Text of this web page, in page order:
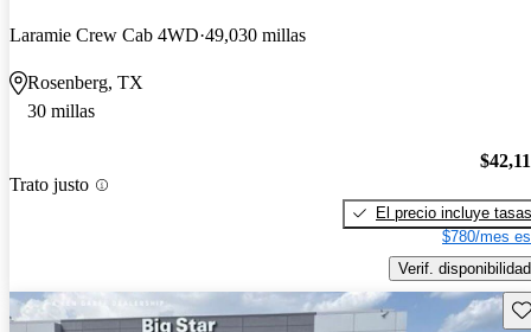
Laramie Crew Cab 4WD 49,030 millas
Rosenberg, TX
30 millas
Trato justo
El precio incluye tasas
$780/mes
Verif. disponibilidad